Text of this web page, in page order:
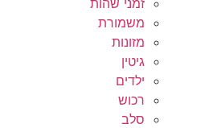
זמני שהות
משמורת
מזונות
גיטין
ילדים
רכוש
סלב